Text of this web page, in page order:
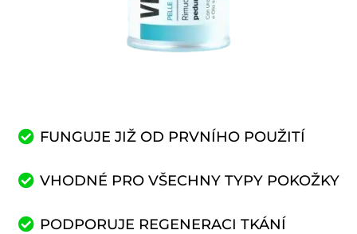
FUNGUJE JIŽ OD PRVNÍHO POUŽITÍ
VHODNÉ PRO VŠECHNY TYPY POKOŽKY
PODPORUJE REGENERACI TKÁNÍ